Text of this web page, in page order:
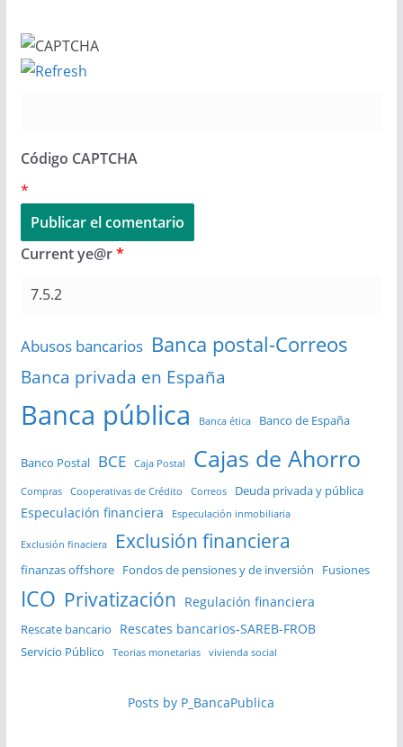
Código CAPTCHA
*
Current ye@r*
Abusos bancarios Banca postal-Correos
Banca privada en España
Banca pública Banca ética Banco de España
Banco Postal BCE Caja Postal Cajas de Ahorro
Compras Cooperativas de Crédito Correos Deuda privada y pública
Especulación financiera Especulación inmobiliaria
Exclusión finaciera Exclusión financiera
finanzas offshore Fondos de pensiones y de inversión Fusiones
ICO Privatización Regulación financiera
Rescate bancario Rescates bancarios-SAREB-FROB
Servicio Público Teorias monetarias vivienda social
Posts by P_BancaPublica